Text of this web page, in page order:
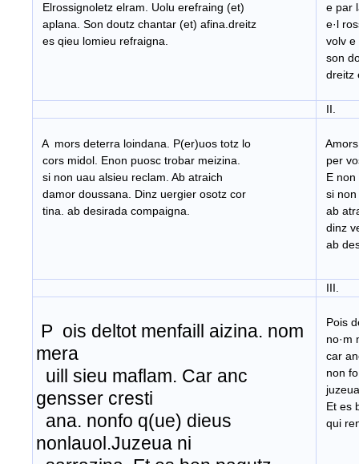
Elrossignoletz elram. Uolu erefraing (et)
aplana. Son doutz chantar (et) afina.dreitz
es qieu lomieu refraigna.
e par
e·l
volv e
son
dreitz
II.
A mors deterra loindana. P(er)uos totz lo
cors midol. Enon puosc trobar meizina.
si non uau alsieu reclam. Ab atraich
damor doussana. Dinz uergier osotz cor
tina. ab desirada compaigna.
per
E
si
ab
dinz
ab
III.
P ois deltot menfaill aizina. nom
mera
uill sieu maflam. Car anc
gensser cresti
ana. nonfo q(ue) dieus
nonlauol.Juzeua ni
Pois
no·m
car
non
Et es
qui